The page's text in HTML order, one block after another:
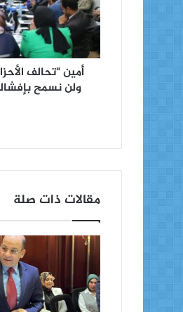
أمين "تحالف
ولن نسمح
مقالات ذات صلة